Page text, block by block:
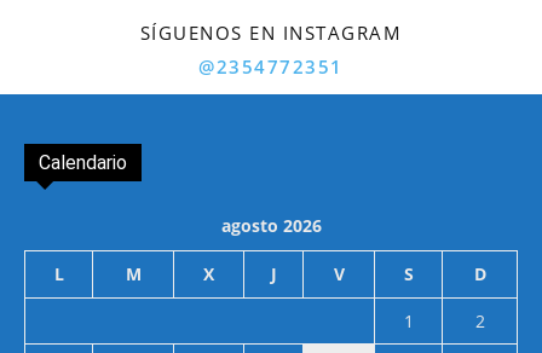
SÍGUENOS EN INSTAGRAM
@2354772351
Calendario
agosto 2026
L M X J V S D
1
2